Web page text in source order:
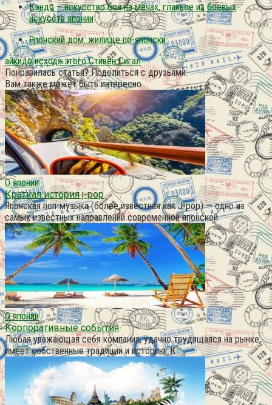
Кэндо – искусство боя на мечах, главное из боевых
искусств японии
Японский дом. жилище по-японски
айкидо исходя этого Стивен Сигал
Понравилась статья? Поделиться с друзьями:
Вам также может быть интересно
О японии
Краткая история j-pop
Японская поп-музыка (более известная как J-pop) — одно из
самых известных направлений современной японской
О японии
Корпоративные события
Любая уважающая себя компания, удачно трудящаяся на рынке,
имеет собственные традиции и историю. К